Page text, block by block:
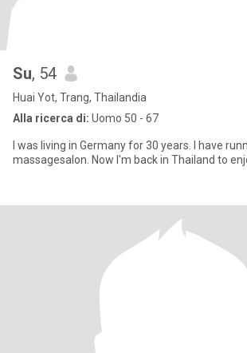
Su, 54
Huai Yot, Trang, Thailandia
Alla ricerca di: Uomo 50 - 67
I was living in Germany for 30 years. I have
massagesalon. Now I'm back in Thailand to